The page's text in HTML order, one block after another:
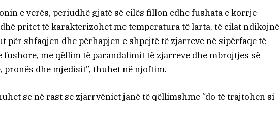
e verës, periudhë gjatë së cilës fillon edhe fushata e korrje-
pritet të karakterizohet me temperatura të larta, të cilat ndikojnë
për shfaqjen dhe përhapjen e shpejtë të zjarreve në sipërfaqe të
fushore, me qëllim të parandalimit të zjarreve dhe mbrojtjes së
pronës dhe mjedisit”, thuhet në njoftim.
se në rast se zjarrvëniet janë të qëllimshme “do të trajtohen si